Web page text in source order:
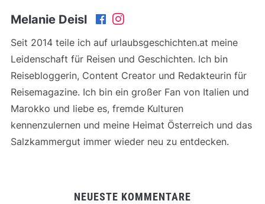
Melanie Deisl
Seit 2014 teile ich auf urlaubsgeschichten.at meine
Leidenschaft für Reisen und Geschichten. Ich bin
Reisebloggerin, Content Creator und Redakteurin für
Reisemagazine. Ich bin ein großer Fan von Italien und
Marokko und liebe es, fremde Kulturen
kennenzulernen und meine Heimat Österreich und das
Salzkammergut immer wieder neu zu entdecken.
NEUESTE KOMMENTARE